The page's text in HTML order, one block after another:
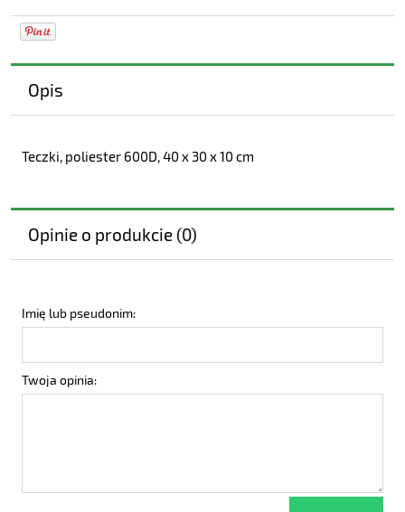
Opis
Teczki, poliester 600D, 40 x 30 x 10 cm
Opinie o produkcie (0)
Imię lub pseudonim:
Twoja opinia: